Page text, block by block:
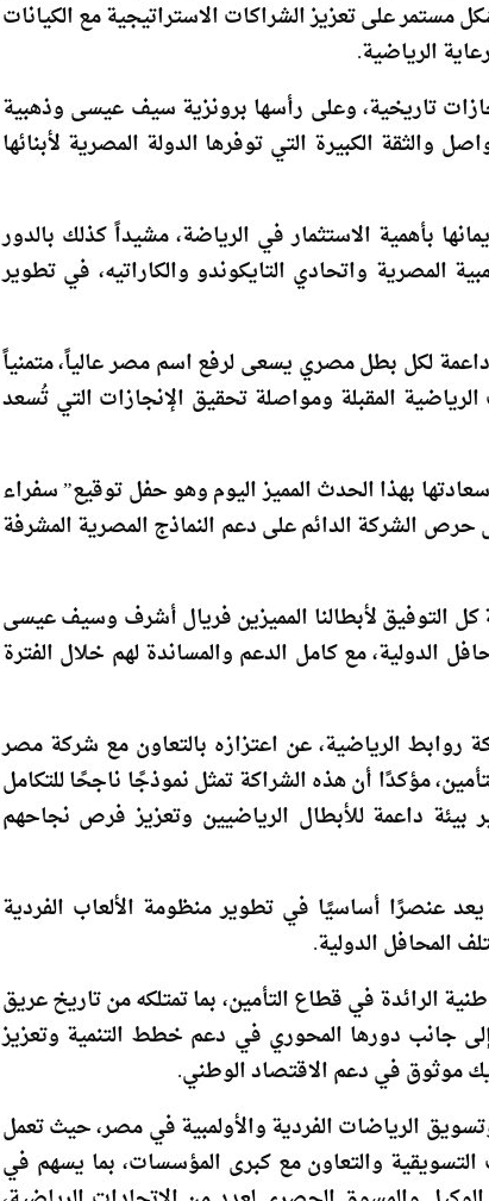
عبد الفتاح السيسي، تضع الشباب والأبطال الرياضيين
على تعزيز الشراكات الاستراتيجية مع الكيانات
الرياضية.
تاريخية، وعلى رأسها برونزية سيف عيسى وذهبية
بأهمية الاستثمار في الرياضة، مشيداً كذلك بالدور
المصرية واتحادي التايكوندو والكاراتيه، في تطوير
لكل بطل مصري يسعى لرفع اسم مصر عالياً، متمنياً
المقبلة ومواصلة تحقيق الإنجازات التي تُسعد
بهذا الحدث المميز اليوم وهو حفل توقيع” سفراء
الشركة الدائم على دعم النماذج المصرية المشرفة
كل التوفيق لأبطالنا المميزين فريال أشرف وسيف عيسى
مع كامل الدعم والمساندة لهم خلال الفترة
روابط الرياضية، عن اعتزازه بالتعاون مع شركة مصر
مؤكدًا أن هذه الشراكة تمثل نموذجًا ناجحًا للتكامل
داعمة للأبطال الرياضيين وتعزيز فرص نجاحهم
عنصرًا أساسيًا في تطوير منظومة الألعاب الفردية
المحافل الدولية.
الرائدة في قطاع التأمين، بما تمتلكه من تاريخ عريق
جانب دورها المحوري في دعم خطط التنمية وتعزيز
موثوق في دعم الاقتصاد الوطني.
الرياضات الفردية والأولمبية في مصر، حيث تعمل